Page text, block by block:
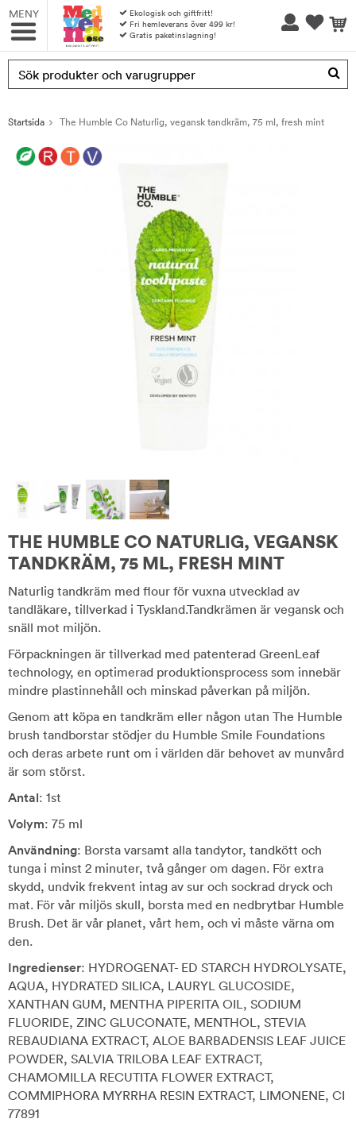
MENY
Ekologisk och giftfritt!
Fri hemleverans över 499 kr!
Gratis paketinslagning!
Produkten har blivit tillagd i varukorgen
Startsida The Humble Co Naturlig, vegansk tandkräm, 75 ml, fresh mint
THE HUMBLE CO NATURLIG, VEGANSK
TANDKRÄM, 75 ML, FRESH MINT
Naturlig tandkräm med flour för vuxna utvecklad av
tandläkare, tillverkad i Tyskland.Tandkrämen är vegansk och
snäll mot miljön.
Förpackningen är tillverkad med patenterad GreenLeaf
technology, en optimerad produktionsprocess som innebär
mindre plastinnehåll och minskad påverkan på miljön.
Genom att köpa en tandkräm eller någon utan The Humble
brush tandborstar stödjer du Humble Smile Foundations
och deras arbete runt om i världen där behovet av munvård
är som störst.
Antal: 1st
Volym: 75 ml
Användning: Borsta varsamt alla tandytor, tandkött och
tunga i minst 2 minuter, två gånger om dagen. För extra
skydd, undvik frekvent intag av sur och sockrad dryck och
mat. För vår miljös skull, borsta med en nedbrytbar Humble
Brush. Det är vår planet, vårt hem, och vi måste värna om
den.
Ingredienser: HYDROGENAT- ED STARCH HYDROLYSATE,
AQUA, HYDRATED SILICA, LAURYL GLUCOSIDE,
XANTHAN GUM, MENTHA PIPERITA OIL, SODIUM
FLUORIDE, ZINC GLUCONATE, MENTHOL, STEVIA
REBAUDIANA EXTRACT, ALOE BARBADENSIS LEAF JUICE
POWDER, SALVIA TRILOBA LEAF EXTRACT,
CHAMOMILLA RECUTITA FLOWER EXTRACT,
COMMIPHORA MYRRHA RESIN EXTRACT, LIMONENE, CI
77891